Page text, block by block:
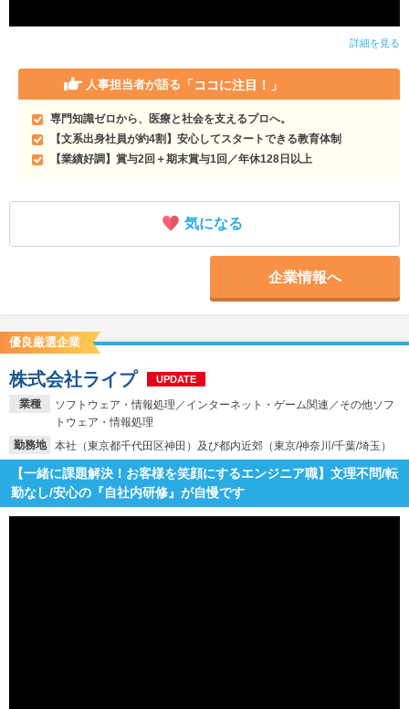
詳細を見る
人事担当者が語る 「ココに注目！」
専門知識ゼロから、医療と社会を支えるプロへ。
【文系出身社員が約4割】安心してスタートできる教育体制
【業績好調】賞与2回＋期末賞与1回／年休128日以上
気になる
企業情報へ
優良厳選企業
業種
ソフトウェア・情報処理／インターネット・ゲーム関連／その他ソフ
トウェア・情報処理
勤務地
本社（東京都千代田区神田）及び都内近郊（東京/神奈川/千葉/埼玉）
株式会社ライプ UPDATE
【一緒に課題解決！お客様を笑顔にするエンジニア職】文理不問/転
勤なし/安心の『自社内研修』が自慢です